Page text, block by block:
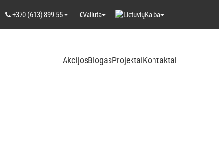
+370 (613) 899 55 €Valiuta Kalba
AkcijosBlogasProjektaiKontaktai